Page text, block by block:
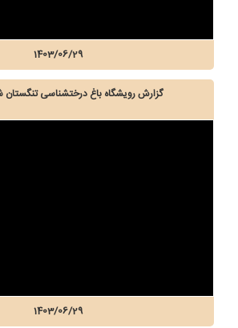
1403/06/29
گزارش رویشگاه باغ درختشناسی تنگستان
1403/06/29